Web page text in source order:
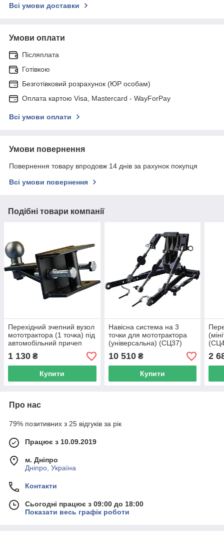
Всі умови доставки
Умови оплати
Післяплата
Готівкою
Безготівковий розрахунок (ЮР особам)
Оплата картою Visa, Mastercard - WayForPay
Всі умови оплати
Умови повернення
Повернення товару впродовж 14 днів за рахунок покупця
Всі умови повернення
Подібні товари компанії
Перехідний зчепний вузол
мототрактора (1 точка) під
автомобільний причеп
(СЦ38)
1 130 ₴
Купити
Навісна система на 3
точки для мототрактора
(універсальна) (СЦ37)
10 510₴
Купити
2
Про нас
79% позитивних з 25 відгуків за рік
Працює з 10.09.2019
м. Дніпро
Дніпро, Україна
Контакти
Сьогодні працює з 09:00 до 18:00
Показати весь графік роботи